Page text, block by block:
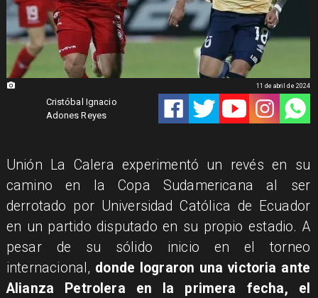
Cristóbal Ignacio
Adones Reyes
11 de abril de 2024
​Unión La Calera experimentó un revés en su
camino en la Copa Sudamericana al ser
derrotado por Universidad Católica de Ecuador
en un partido disputado en su propio estadio. A
pesar de su sólido inicio en el torneo
internacional, donde lograron una victoria ante
Alianza Petrolera en la primera fecha, el